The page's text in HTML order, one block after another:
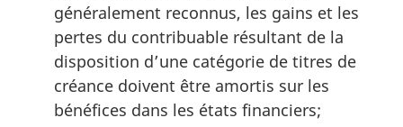
généralement reconnus, les gains et les
pertes du contribuable résultant de la
disposition d’une catégorie de titres de
créance doivent être amortis sur les
bénéfices dans les états financiers;